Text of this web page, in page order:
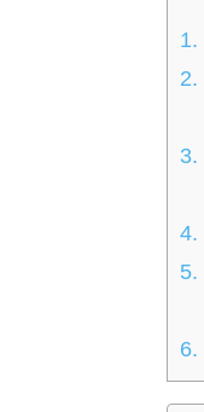
1.
2.
3.
4.
5.
6.